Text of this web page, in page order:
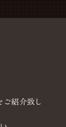
紹介致し